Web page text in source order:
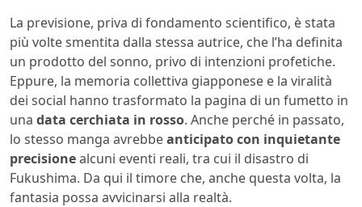
La previsione, priva di fondamento scientifico, è stata
più volte smentita dalla stessa autrice, che l’ha definita
un prodotto del sonno, privo di intenzioni profetiche.
Eppure, la memoria collettiva giapponese e la viralità
dei social hanno trasformato la pagina di un fumetto in
una data cerchiata in rosso. Anche perché in passato,
lo stesso manga avrebbeanticipato con inquietante
precisionealcuni eventi reali, tra cui il disastro di
Fukushima. Da qui il timore che, anche questa volta, la
fantasia possa avvicinarsi alla realtà.